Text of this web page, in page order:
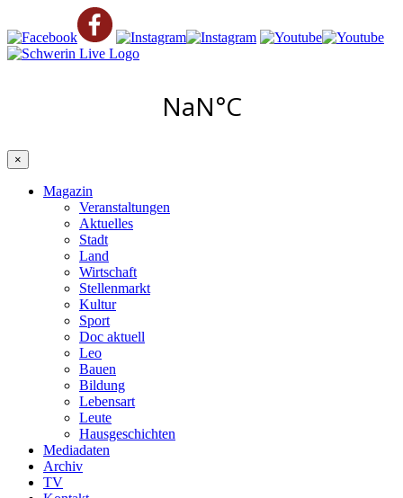
×
Magazin
Veranstaltungen
Aktuelles
Stadt
Land
Wirtschaft
Stellenmarkt
Kultur
Sport
Doc aktuell
Leo
Bauen
Bildung
Lebensart
Leute
Hausgeschichten
Mediadaten
Archiv
TV